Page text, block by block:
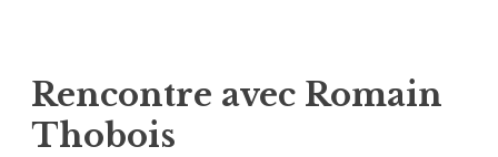
Rencontre avec Romain
Thobois